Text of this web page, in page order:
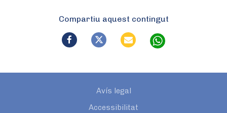
Compartiu aquest contingut
Avís legal
Accessibilitat